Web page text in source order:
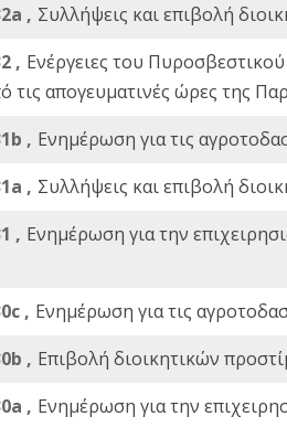
, Συλλήψεις και επιβολή
, Ενέργειες του
τις απογευματινές ώρες της
, Ενημέρωση για τις
, Συλλήψεις και επιβολή
, Ενημέρωση για την
, Ενημέρωση για τις
, Επιβολή διοικητικών
, Ενημέρωση για την